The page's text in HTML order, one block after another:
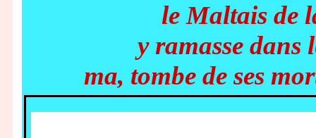
le Maltais de
y ramasse
ma, tombe de ses